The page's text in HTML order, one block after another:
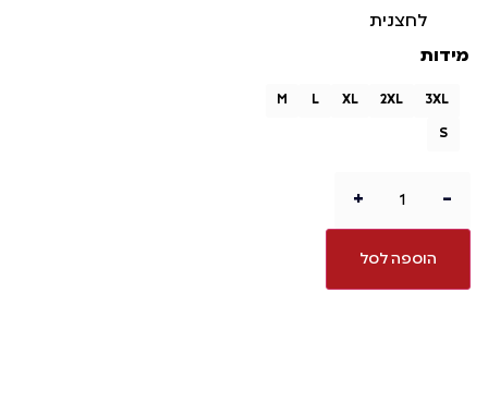
לחצנית
מידות
3XL
2XL
XL
L
M
S
-
+
הוספה לסל